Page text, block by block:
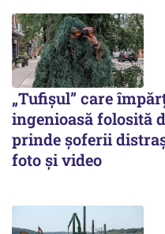
„Tufișul” care
ingenioasă folosită
prinde șoferii
foto și video